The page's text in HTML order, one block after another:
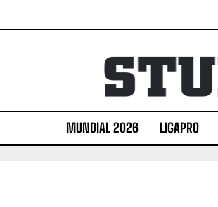
MUNDIAL 2026 LIGAPRO